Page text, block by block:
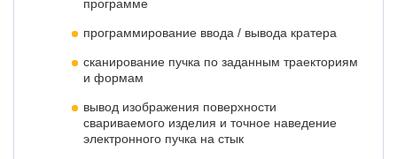
программе
программирование ввода / вывода кратера
сканирование пучка по заданным траекториям
и формам
вывод изображения поверхности
свариваемого изделия и точное наведение
электронного пучка на стык